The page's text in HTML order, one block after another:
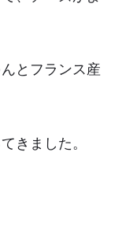
とフランス産
きました。